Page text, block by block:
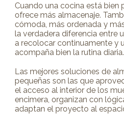
Cuando una cocina está bien
ofrece más almacenaje.
cómoda, más ordenada y
la verdadera diferencia entre
a recolocar continuamente y
acompaña bien la rutina diaria.
Las mejores soluciones de
pequeñas son las que
el acceso al interior de los
encimera, organizan con
adaptan el proyecto al